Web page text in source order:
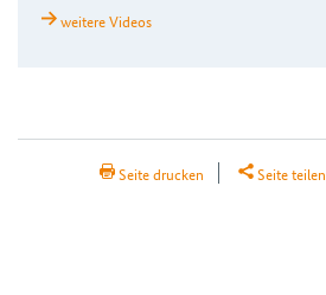
weitere Videos
Seite drucken Seite teilen